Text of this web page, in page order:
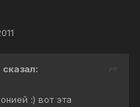
:) вот эта